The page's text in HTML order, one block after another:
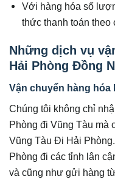
Với hàng hóa số
thức thanh toán theo
Những dịch vụ
Hải Phòng Đồng
Vận chuyển hàng hóa
Chúng tôi không chỉ
Phòng đi Vũng Tàu
Vũng Tàu Đi Hải
Phòng đi các tỉnh lân
và cũng như gửi hàng